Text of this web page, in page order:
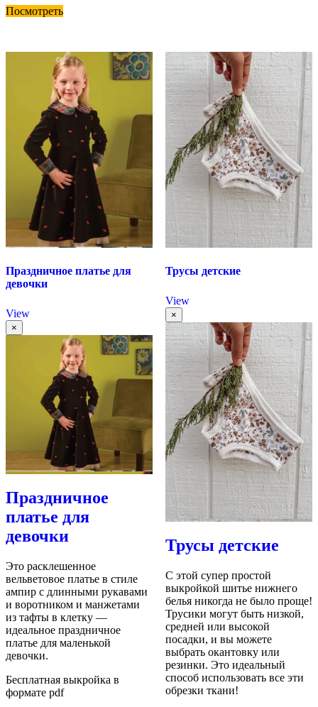
Посмотреть
Праздничное платье для
девочки
View
×
Праздничное
платье для
девочки
Это расклешенное
вельветовое платье в стиле
ампир с длинными рукавами
и воротником и манжетами
из тафты в клетку —
идеальное праздничное
платье для маленькой
девочки.
Бесплатная выкройка в
формате pdf
Трусы детские
View
×
Трусы детские
С этой супер простой
выкройкой шитье нижнего
белья никогда не было проще!
Трусики могут бытьнизкой,
средней или высокой
посадки, и вы можете
выбрать окантовку или
резинки. Это идеальный
способ использовать все эти
обрезки ткани!